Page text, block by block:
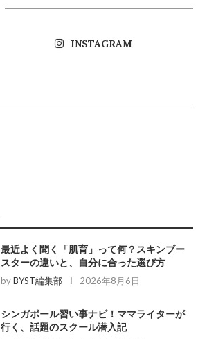
INSTAGRAM
最近よく聞く「肌育」って何？スキンブー
スターの違いと、自分に合った選び方
byBYST編集部 2026年8月6日
シンガポール習い事ナビ！ママライターが
行く、話題のスクール潜入記